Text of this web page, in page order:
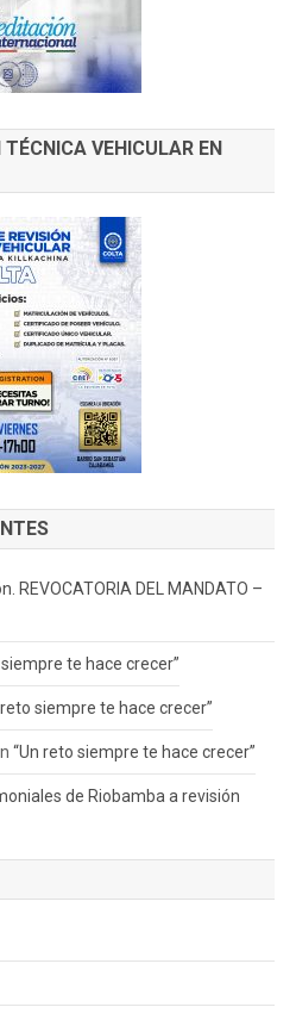
TÉCNICA VEHICULAR EN
REVOCATORIA DEL MANDATO –
te hace crecer”
reto siempre te hace crecer”
“Un reto siempre te hace crecer”
de Riobamba a revisión